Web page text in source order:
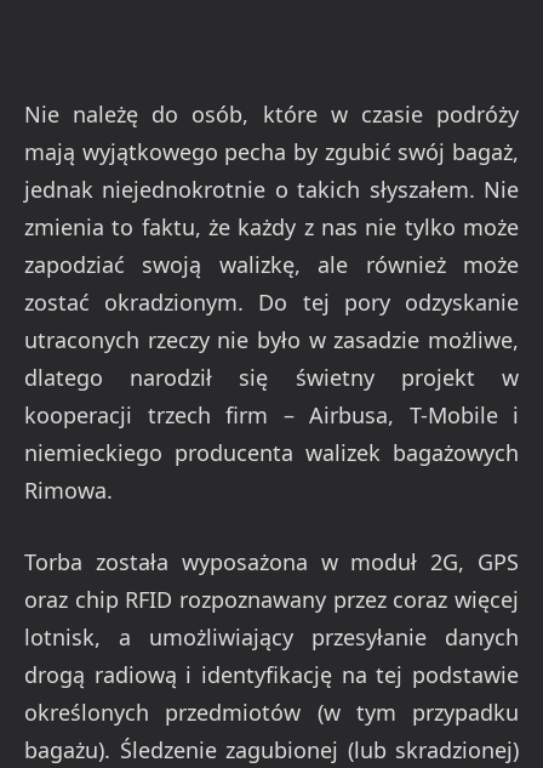
Nie należę do osób, które w czasie podróży
mają wyjątkowego pecha by zgubić swój bagaż,
jednak niejednokrotnie o takich słyszałem. Nie
zmienia to faktu, że każdy z nas nie tylko może
zapodziać swoją walizkę, ale również może
zostać okradzionym. Do tej pory odzyskanie
utraconych rzeczy nie było w zasadzie możliwe,
dlatego narodził się świetny projekt w
kooperacji trzech firm – Airbusa, T-Mobile i
niemieckiego producenta walizek bagażowych
Rimowa.
Torba została wyposażona w moduł 2G, GPS
oraz chip RFID rozpoznawany przez coraz więcej
lotnisk, a umożliwiający przesyłanie danych
drogą radiową i identyfikację na tej podstawie
określonych przedmiotów (w tym przypadku
bagażu). Śledzenie zagubionej (lub skradzionej)